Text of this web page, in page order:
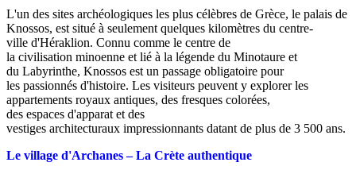
L'un des sites archéologiques les plus célèbres de Grèce, le palais de
Knossos, est situé à seulement quelques kilomètres du centre-
ville d'Héraklion. Connu comme le centre de
la civilisation minoenne et lié à la légende du Minotaure et
du Labyrinthe, Knossos est un passage obligatoire pour
les passionnés d'histoire. Les visiteurs peuvent y explorer les
appartements royaux antiques, des fresques colorées,
des espaces d'apparat et des
vestiges architecturaux impressionnants datant de plus de 3 500 ans.
Le village d'Archanes – La Crète authentique